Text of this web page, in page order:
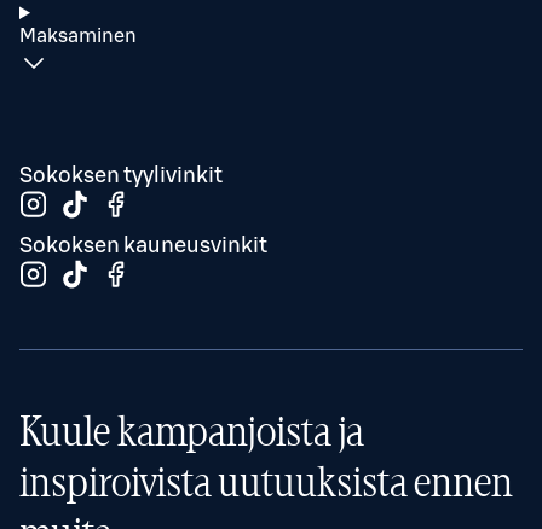
Maksaminen
Sokoksen tyylivinkit
Sokoksen kauneusvinkit
Kuule kampanjoista ja
inspiroivista uutuuksista ennen